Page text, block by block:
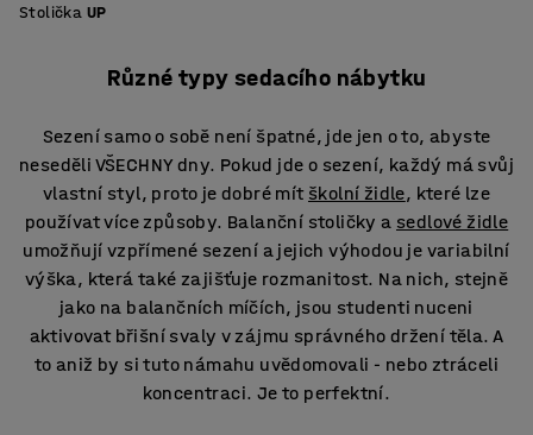
Stolička UP
Různé typy sedacího nábytku
Sezení samo o sobě není špatné, jde jen o to, abyste
neseděli VŠECHNY dny. Pokud jde o sezení, každý má svůj
vlastní styl, proto je dobré mít školní židle, které lze
používat více způsoby. Balanční stoličky a sedlové židle
umožňují vzpřímené sezení a jejich výhodou je variabilní
výška, která také zajišťuje rozmanitost. Na nich, stejně
jako na balančních míčích, jsou studenti nuceni
aktivovat břišní svaly v zájmu správného držení těla. A
to aniž by si tuto námahu uvědomovali - nebo ztráceli
koncentraci. Je to perfektní.